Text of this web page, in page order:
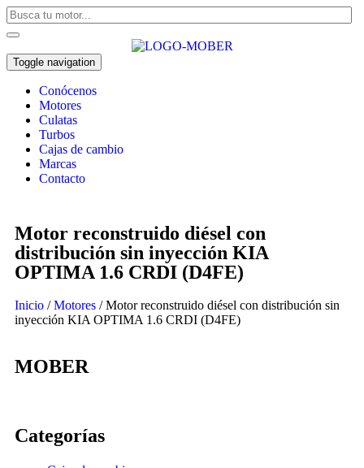
Toggle navigation
Conócenos
Motores
Culatas
Turbos
Cajas de cambio
Marcas
Contacto
Motor reconstruido diésel con
distribución sin inyección KIA
OPTIMA 1.6 CRDI (D4FE)
Inicio /Motores / Motor reconstruido diésel con distribución sin
inyección KIA OPTIMA 1.6 CRDI (D4FE)
MOBER
Categorías